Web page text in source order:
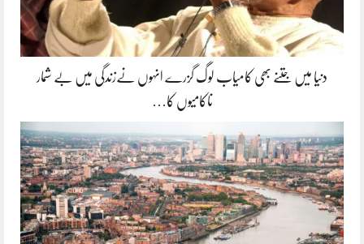
دنیا میں جتنے بھی کامیاب لوگ گزرے انہوں نےزندگی میں بے شمار
ناکامیوں کا…